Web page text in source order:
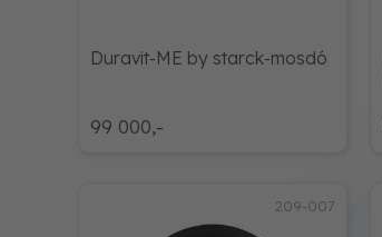
99 000,-
Duravit-ME by starck-mosdó
209-007